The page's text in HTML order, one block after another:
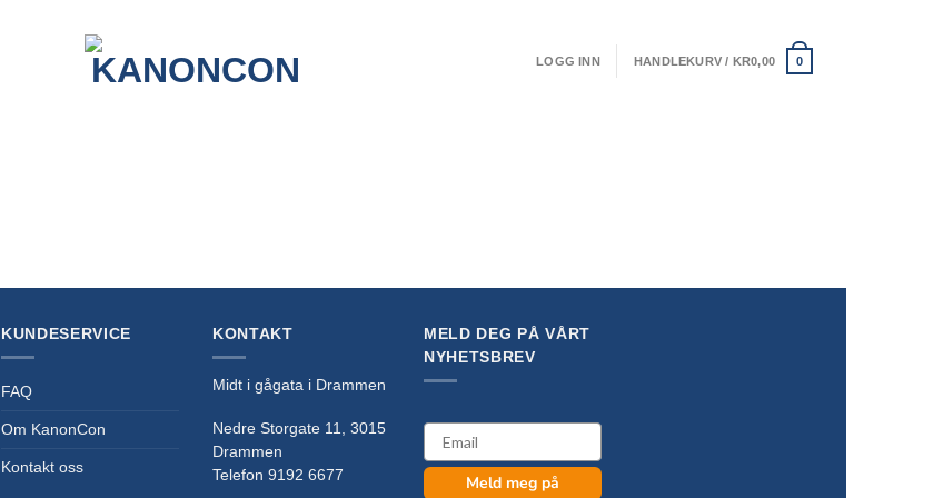
LOGG INN HANDLEKURV / KR0,00 0
KUNDESERVICE
FAQ
Om KanonCon
Kontakt oss
KONTAKT
Midt i gågata i Drammen
Nedre Storgate 11, 3015
Drammen
Telefon 9192 6677
MELD DEG PÅ VÅRT
NYHETSBREV
email
Meld meg på